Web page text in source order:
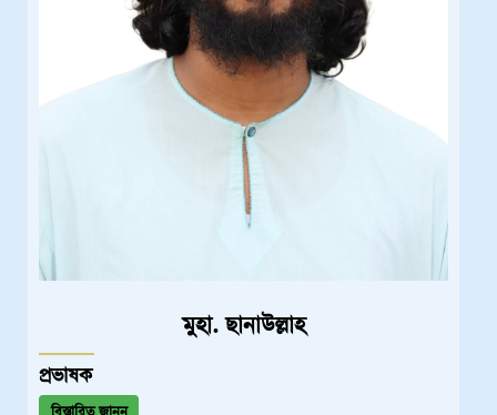
মুহা. ছানাউল্লাহ
প্রভাষক